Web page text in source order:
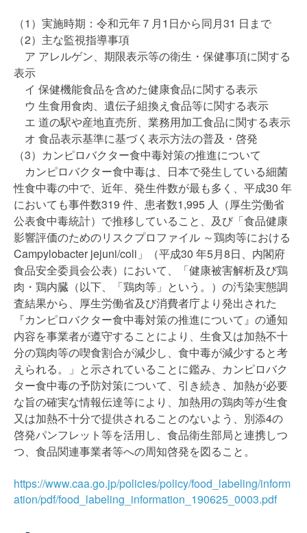
（1）実施時期：令和元年７月1日から同月31 日まで
（2）主な監視指導事項
ア アレルゲン、期限表示等の衛生・保健事項に関する
表示
イ 保健機能食品を含めた健康食品に関する表示
ウ 生食用食肉、遺伝子組換え食品等に関する表示
エ 道の駅や産地直売所、業務用加工食品に関する表示
オ 食品表示基準に基づく表示方法の普及・啓発
（3）カンピロバクター食中毒対策の推進について
カンピロバクター食中毒は、日本で発生している細菌
性食中毒の中で、近年、発生件数が最も多く、平成30 年
においても事件数319 件、患者数1,995 人（厚生労働省
公表食中毒統計）で推移していること、及び「食品健康
影響評価のためのリスクプロファイル ～鶏肉等における
Campylobacter jejuni/coli 」（平成30 年5月8日、内閣府
食品安全委員会公表）において、「健康被害解析及び鶏
肉・鶏内臓（以下、「鶏肉等」という。）の汚染実態調
査結果から、厚生労働省及び消費者庁より発出された
『カンピロバクター食中毒対策の推進について』の通知
内容を事業者が遵守することにより、生食又は加熱不十
分の鶏肉等の喫食割合が減少し、食中毒が減少すると考
えられる。」と示されていることに鑑み、カンピロバク
ター食中毒の予防対策について、引き続き、加熱が必要
な旨の確実な情報伝達等により、加熱用の鶏肉等が生食
又は加熱不十分で提供されることのないよう、別添4の
啓発パンフレット等を活用し、食品衛生部局と連携しつ
つ、食品関連事業者等への周知啓発を図ること。
https://www.caa.go.jp/policies/policy/food_labeling/inform
ation/pdf/food_labeling_information_190625_0003.pdf